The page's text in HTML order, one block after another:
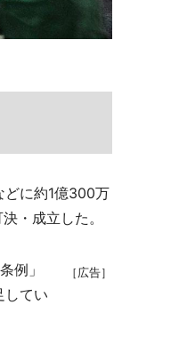
に約1億300万
・成立した。
［広告］
例」
してい